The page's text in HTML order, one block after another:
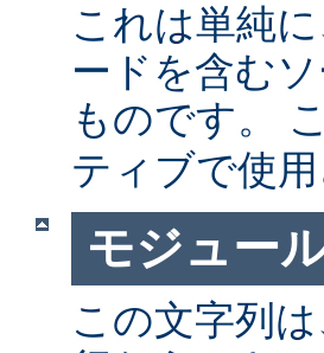
これは単純
ードを含む
ものです。
ティブで使
モジュー
この文字列